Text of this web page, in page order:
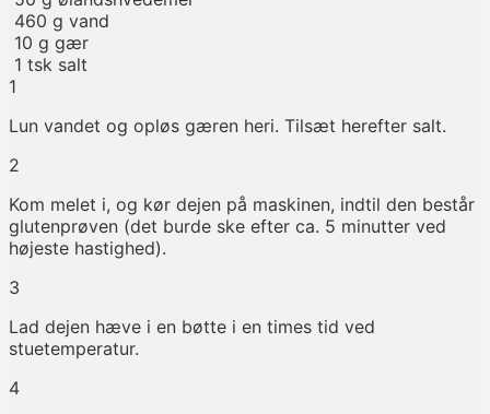
460 g vand
10 g gær
1 tsk salt
1
Lun vandet og opløs gæren heri. Tilsæt herefter salt.
2
Kom melet i, og kør dejen på maskinen, indtil den består
glutenprøven (det burde ske efter ca. 5 minutter ved
højeste hastighed).
3
Lad dejen hæve i en bøtte i en times tid ved
stuetemperatur.
4